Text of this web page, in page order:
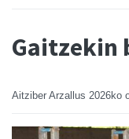
Gaitzekin
Aitziber Arzallus 2026ko